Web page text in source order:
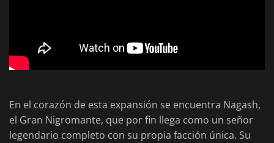
En el corazón de esta expansión se encuentra Nagash,
el Gran Nigromante, que por fin llega como un señor
legendario completo con su propia facción única. Su